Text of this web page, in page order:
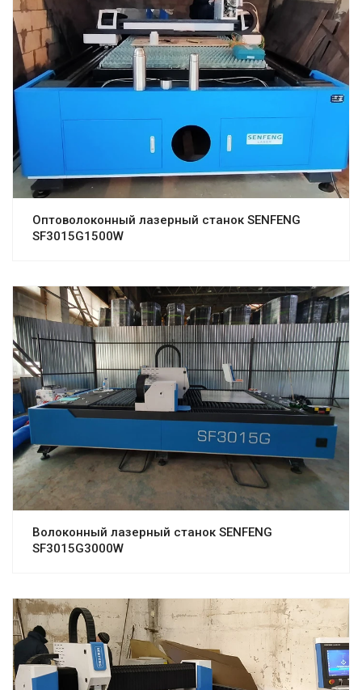
Оптоволоконный лазерный станок SENFENG
SF3015G1500W
Волоконный лазерный станок SENFENG
SF3015G3000W